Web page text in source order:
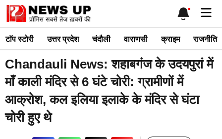
Skip
content
टाॅप स्टोरी उत्तर प्रदेश चंदौली वाराणसी क्राइम राजनीति
Chandauli News: शहाबगंज के उदयपुरां में
माँ काली मंदिर से 6 घंटे चोरी: ग्रामीणों में
आक्रोश, कल इलिया इलाके के मंदिर से घंटा
चोरी हुए थे